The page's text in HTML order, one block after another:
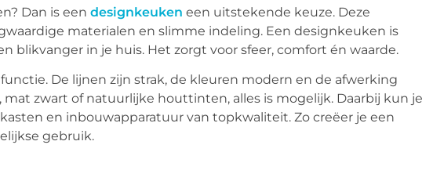
Dan is een designkeuken een uitstekende keuze. Deze
materialen en slimme indeling. Een designkeuken is
blikvanger in je huis. Het zorgt voor sfeer, comfort én waarde.
De lijnen zijn strak, de kleuren modern en de afwerking
zwart of natuurlijke houttinten, alles is mogelijk. Daarbij kun je
en inbouwapparatuur van topkwaliteit. Zo creëer je een
gebruik.